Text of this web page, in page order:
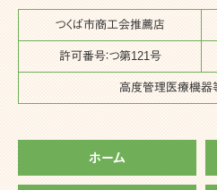
つくば市商工会推薦店
許可番号：つ第121号
高度管理医療機器
ホーム